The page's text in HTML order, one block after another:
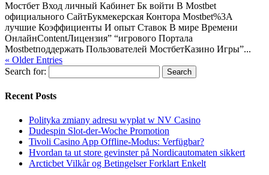
Мостбет Вход личный Кабинет Бк войти В Mostbet
официального СайтБукмекерская Контора Mostbet%3A
лучшие Коэффициенты И опыт Ставок В мире Времени
ОнлайнContentЛицензия” “игрового Портала
Mostbetподдержать Пользователей МостбетКазино Игры”...
« Older Entries
Search for:
Recent Posts
Polityka zmiany adresu wypłat w NV Casino
Dudespin Slot-der-Woche Promotion
Tivoli Casino App Offline-Modus: Verfügbar?
Hvordan ta ut store gevinster på Nordicautomaten sikkert
Arcticbet Vilkår og Betingelser Forklart Enkelt